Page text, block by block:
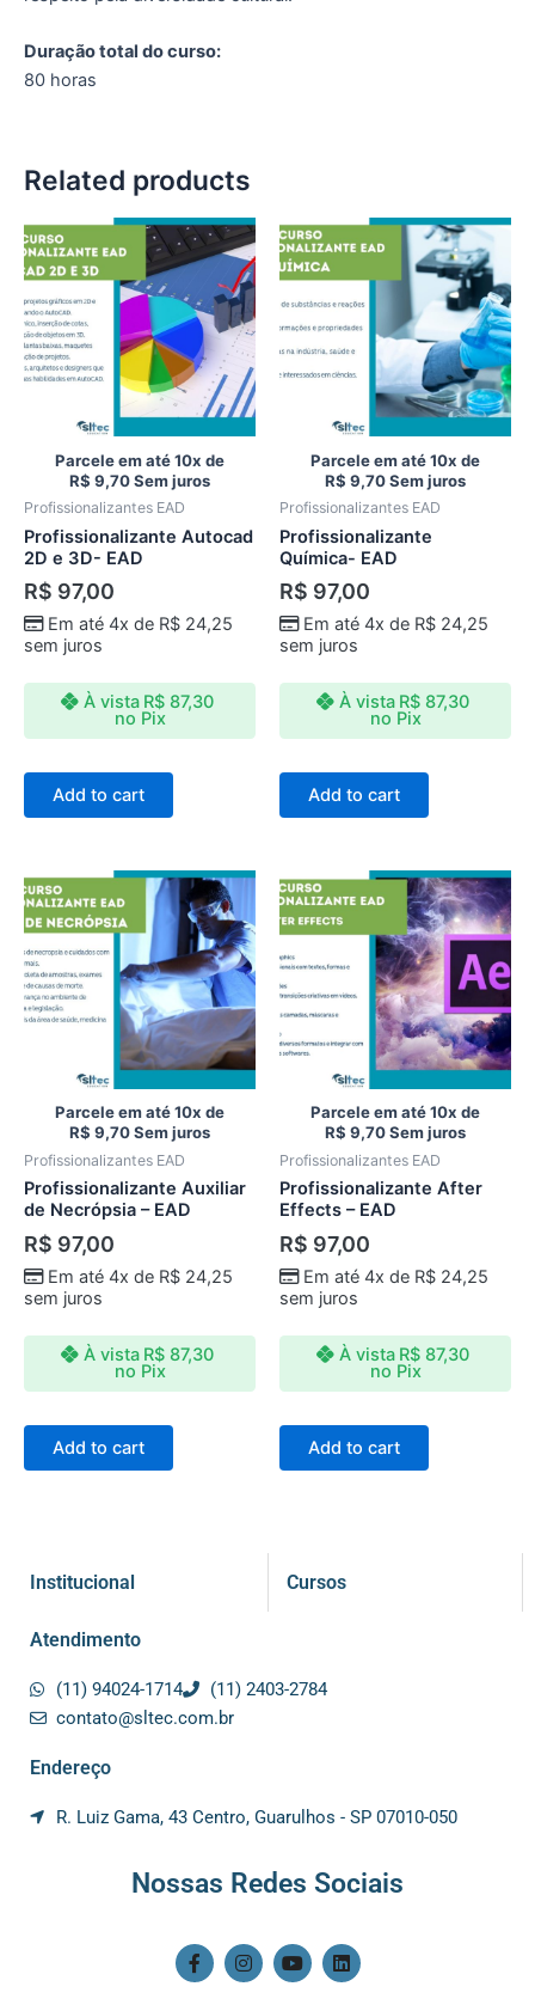
Duração total do curso:
80 horas
Related products
Parcele em até 10x de
R$ 9,70Sem juros
Profissionalizantes EAD
Profissionalizante Autocad
2D e 3D- EAD
R$ 97,00
Em até 4x de R$24,25
sem juros
À vista R$ 87,30
no Pix
Add to cart
Parcele em até 10x de
R$ 9,70Sem juros
Profissionalizantes EAD
Profissionalizante
Química- EAD
R$ 97,00
Em até 4x de R$24,25
sem juros
À vista R$ 87,30
no Pix
Add to cart
Parcele em até 10x de
R$ 9,70Sem juros
Profissionalizantes EAD
Profissionalizante Auxiliar
de Necrópsia – EAD
R$ 97,00
Em até 4x de R$24,25
sem juros
À vista R$ 87,30
no Pix
Add to cart
Parcele em até 10x de
R$ 9,70Sem juros
Profissionalizantes EAD
Profissionalizante After
Effects – EAD
R$ 97,00
Em até 4x de R$24,25
sem juros
À vista R$ 87,30
no Pix
Add to cart
Institucional Cursos
Atendimento
(11) 94024-1714
(11) 2403-2784
contato@sltec.com.br
Endereço
R. Luiz Gama, 43 Centro, Guarulhos - SP 07010-050
Nossas Redes Sociais
F
a
I
n
Y
o
L
i